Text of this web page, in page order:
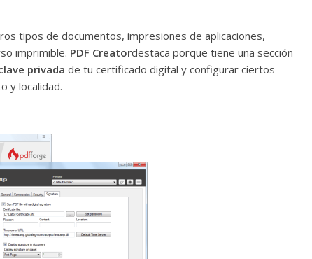
tipos de documentos, impresiones de aplicaciones,
imprimible. PDF Creatordestaca porque tiene una sección
privada de tu certificado digital y configurar ciertos
y localidad.